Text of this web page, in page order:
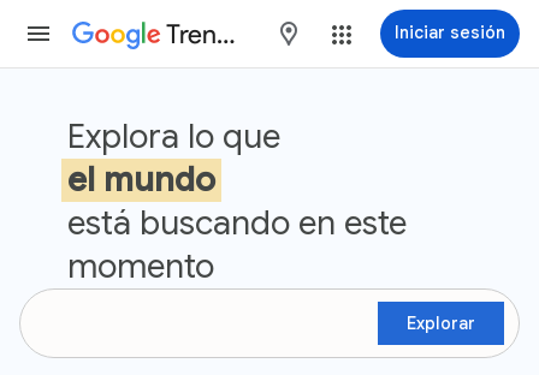
Trends maps Iniciar sesión
Explora lo que
el mundo
está buscando en este
momento
Explorar